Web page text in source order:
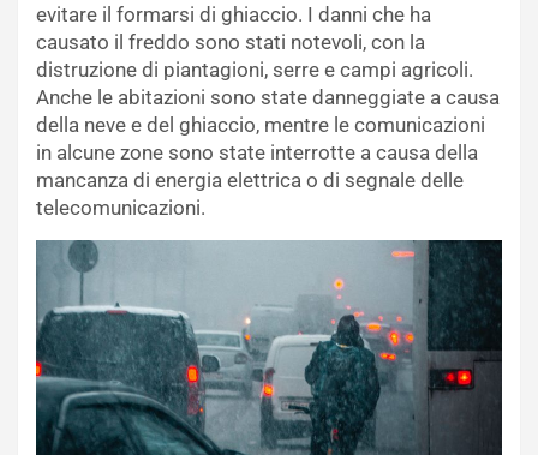
evitare il formarsi di ghiaccio. I danni che ha
causato il freddo sono stati notevoli, con la
distruzione di piantagioni, serre e campi agricoli.
Anche le abitazioni sono state danneggiate a causa
della neve e del ghiaccio, mentre le comunicazioni
in alcune zone sono state interrotte a causa della
mancanza di energia elettrica o di segnale delle
telecomunicazioni.